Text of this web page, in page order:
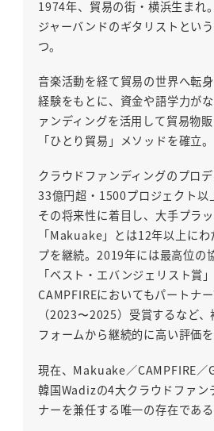
1974年、貿易の街・横浜生まれ
ジャーバンドのギタリストとい
つ。
音楽活動を経て貿易の世界へ転
経験をもとに、資金や語学力が
ァンディングを活用して貿易物
「ひとり貿易」メソッドを確立。
クラウドファンディングのプロ
33億円超・1500プロジェクト以
その将来性に着目し、大手プラ
「Makuake」とは12年以上に
プを継続。2019年には最高位の
「ベスト・エバンジェリスト賞」
CAMPFIREにおいてもパートナ
（2023〜2025）受賞するなど
フォームから継続的に高い評価を
現在、Makuake／CAMPFIRE／
韓国Wadizの4大クラウドファン
ナーを兼任する唯一の存在である